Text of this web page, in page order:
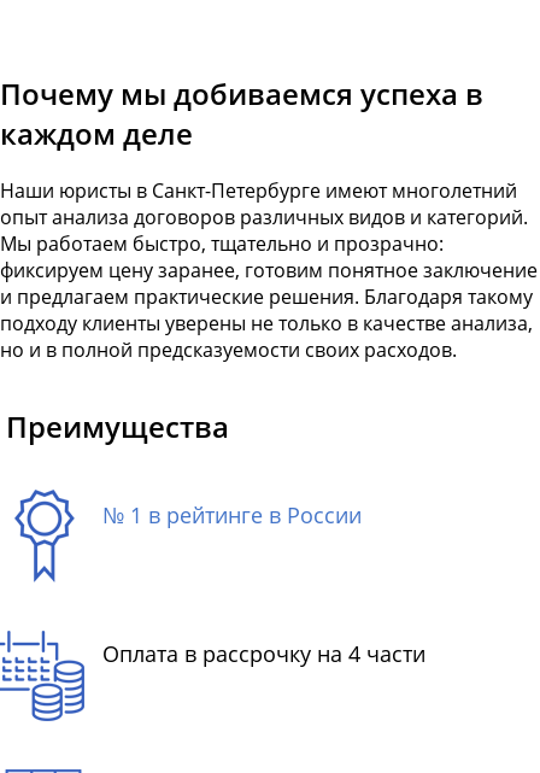
Почему мы добиваемся успеха в
каждом деле
Наши юристы в Санкт-Петербурге имеют многолетний
опыт анализа договоров различных видов и категорий.
Мы работаем быстро, тщательно и прозрачно:
фиксируем цену заранее, готовим понятное заключение
и предлагаем практические решения. Благодаря такому
подходу клиенты уверены не только в качестве анализа,
но и в полной предсказуемости своих расходов.
Преимущества
№ 1 в рейтинге в России
Оплата в рассрочку на 4 части